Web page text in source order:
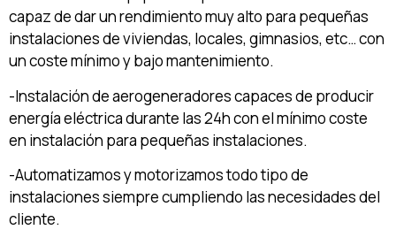
capaz de dar un rendimiento muy alto para pequeñas
instalaciones de viviendas, locales, gimnasios, etc… con
un coste mínimo y bajo mantenimiento.
-Instalación de aerogeneradores capaces de producir
energía eléctrica durante las 24h con el mínimo coste
en instalación para pequeñas instalaciones.
-Automatizamos y motorizamos todo tipo de
instalaciones siempre cumpliendo las necesidades del
cliente.